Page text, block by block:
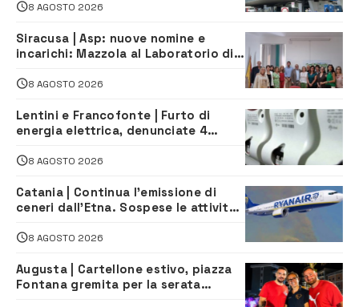
8 AGOSTO 2026
Siracusa | Asp: nuove nomine e
incarichi: Mazzola al Laboratorio di
Servizio Legale
8 AGOSTO 2026
Lentini e Francofonte | Furto di
energia elettrica, denunciate 4
8 AGOSTO 2026
Catania | Continua l’emissione di
ceneri dall’Etna. Sospese le attività
8 AGOSTO 2026
Augusta | Cartellone estivo, piazza
Fontana gremita per la serata